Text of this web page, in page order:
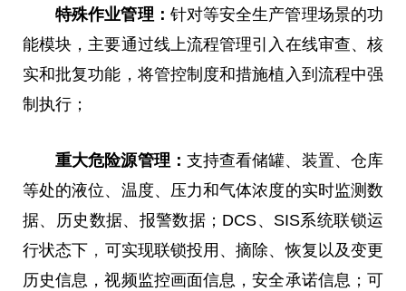
特殊作业管理： 针对等安全生产管理场景的功
能模块，主要通过线上流程管理引入在线审查、核
实和批复功能，将管控制度和措施植入到流程中强
制执行；
重大危险源管理： 支持查看储罐、装置、仓库
等处的液位、温度、压力和气体浓度的实时监测数
据、历史数据、报警数据；DCS、SIS系统联锁运
行状态下 ， 可实现联锁投用、摘除、恢复以及变更
历史信息，视频监控画面信息，安全承诺信息；可